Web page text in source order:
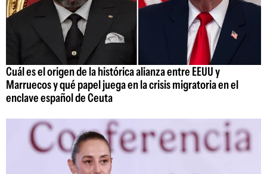
Cuál es el origen de la histórica alianza entre EEUU y
Marruecos y qué papel juega en la crisis migratoria en el
enclave español de Ceuta